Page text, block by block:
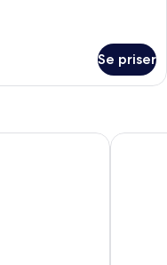
Se priser
Pacific